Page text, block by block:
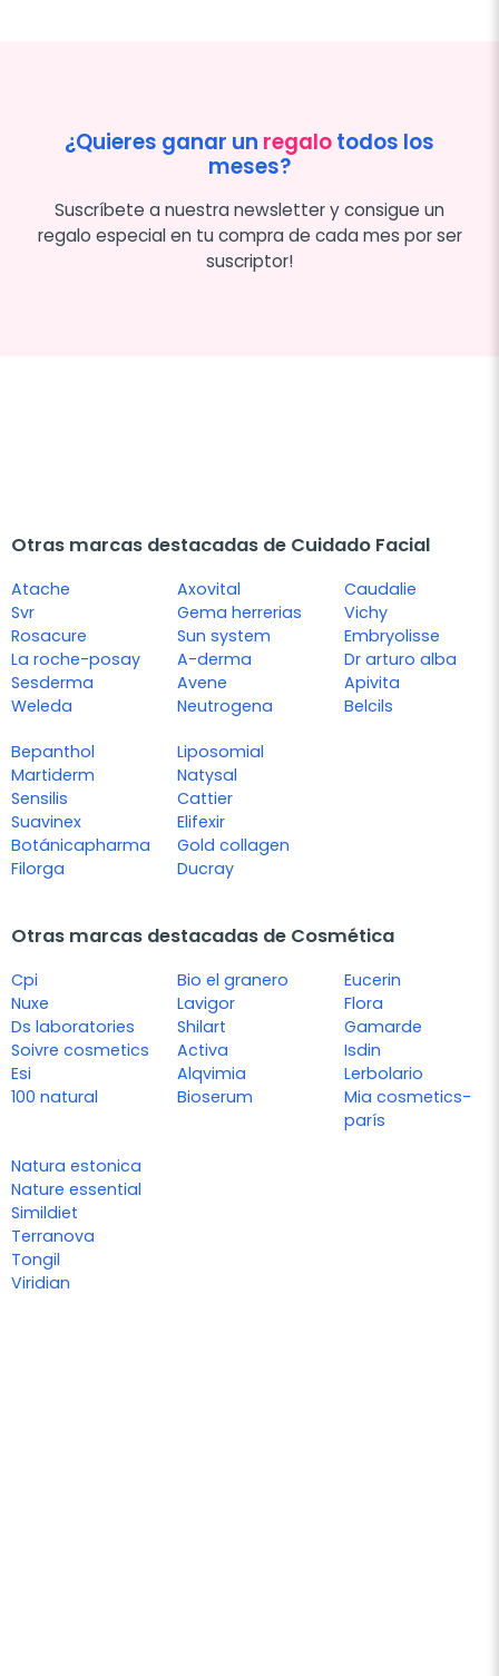
¿Quieres ganar un regalotodos los
meses?
Suscríbete a nuestra newsletter y consigue un
regalo especial en tu compra de cada mes por ser
suscriptor!
Otras marcas destacadas de Cuidado Facial
Atache
Svr
Rosacure
La roche-posay
Sesderma
Weleda
Axovital
Gema herrerias
Sun system
A-derma
Avene
Neutrogena
Caudalie
Vichy
Embryolisse
Dr arturo alba
Apivita
Belcils
Bepanthol
Martiderm
Sensilis
Suavinex
Botánicapharma
Filorga
Liposomial
Natysal
Cattier
Elifexir
Gold collagen
Ducray
Otras marcas destacadas de Cosmética
Cpi
Nuxe
Ds laboratories
Soivre cosmetics
Esi
100 natural
Bio el granero
Lavigor
Shilart
Activa
Alqvimia
Bioserum
Eucerin
Flora
Gamarde
Isdin
Lerbolario
Mia cosmetics-
parís
Natura estonica
Nature essential
Simildiet
Terranova
Tongil
Viridian